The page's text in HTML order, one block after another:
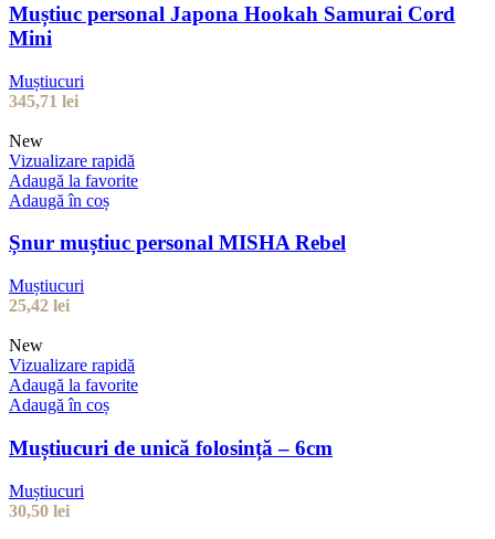
Muștiuc personal Japona Hookah Samurai Cord
Mini
Muștiucuri
345,71 lei
New
Vizualizare rapidă
Adaugă la favorite
Adaugă în coș
Șnur muștiuc personal MISHA Rebel
Muștiucuri
25,42 lei
New
Vizualizare rapidă
Adaugă la favorite
Adaugă în coș
Muștiucuri de unică folosință – 6cm
Muștiucuri
30,50 lei